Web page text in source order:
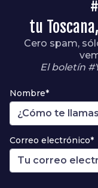
tu
Cero spam,
El boletín
Nombre*
Correo electrónico*